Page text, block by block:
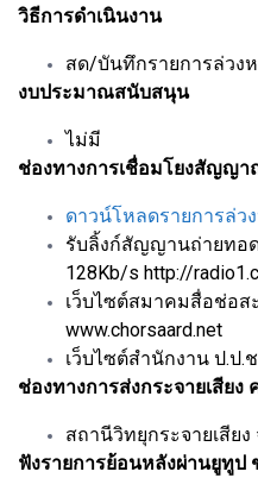
วิธีการดำเนินงาน
สด/บันทึกรายการล่วง
งบประมาณสนับสนุน
ไม่มี
ช่องทางการเชื่อมโยงสัญญา
ดาวน์โหลดรายการล่ว
รับลิ้งก์สัญญานถ่ายทอด
128Kb/s http://
เว็บไซต์สมาคมสื่อช่อส
www.chorsaard.net
เว็บไซต์สำนักงาน ป.ป.ช
ช่องทางการส่งกระจายเสีย
สถานีวิทยุกระจายเสีย
ฟังรายการย้อนหลังผ่านยูทูป